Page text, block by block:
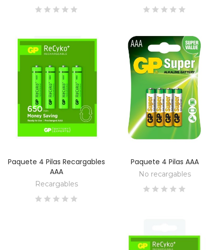
DESCUBRE
Paquete 4 Pilas Recargables
AAA
Recargables
DESCUBRE
Paquete 4 Pilas AAA
No recargables